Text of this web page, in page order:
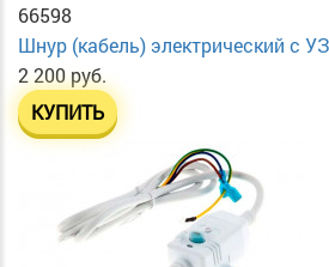
66598
Шнур (кабель) электрический с
2 200 руб.
КУПИТЬ